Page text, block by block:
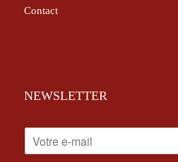
Contact
NEWSLETTER